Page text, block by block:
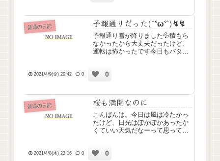
普通の日記 予報通りだった(´°ω°`)↯↯
予報通り雪が降りました💦積もら
なかったから大丈夫だったけど、
運転は怖かったです今日もバタバ
わたしの判断が正しいのかすごく
2021/4/9(金) 20:42 0 0
普通の日記 桜も満開なのに
こんばんは。今日は風は冷たかっ
たけど、日光はぽかぽかあったか
くていい天気だなーって思ってた
ーマルにタイヤ交換してもらった
2021/4/8(木) 23:16 0 0